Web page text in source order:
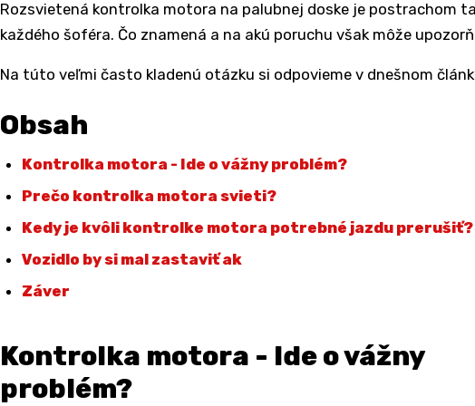
Rozsvietená kontrolka motora na palubnej doske je postrachom
každého šoféra. Čo znamená a na akú poruchu však môže
Na túto veľmi často kladenú otázku si odpovieme v dnešnom
Obsah
Kontrolka motora - Ide o vážny problém?
Prečo kontrolka motora svieti?
Kedy je kvôli kontrolke motora potrebné jazdu prerušiť?
Vozidlo by si mal zastaviť ak
Záver
Kontrolka motora - Ide o vážny
problém?